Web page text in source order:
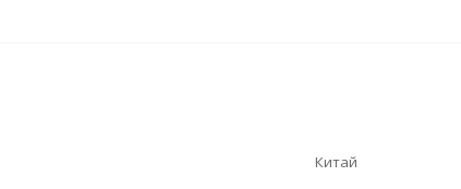
Китай